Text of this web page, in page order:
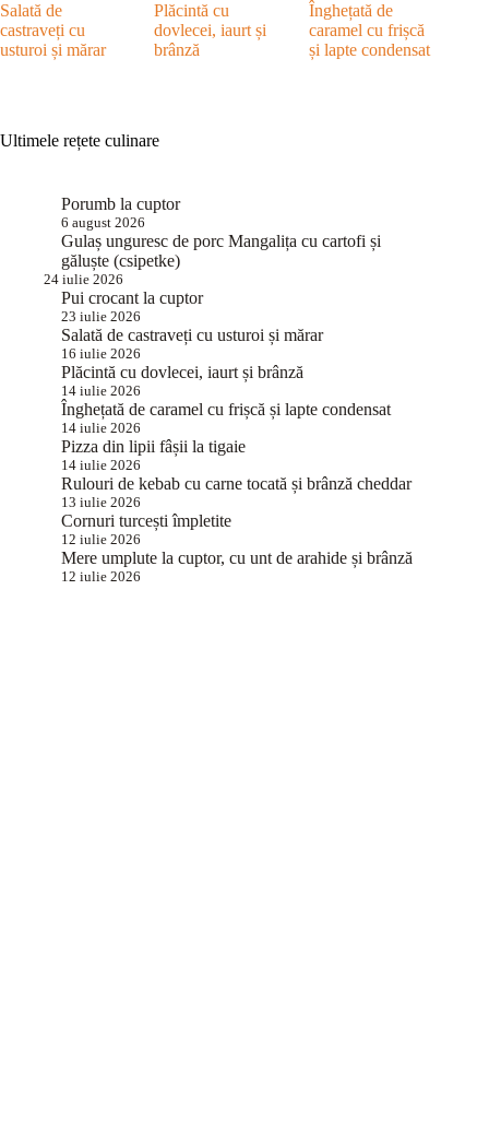
Salată de
castraveți cu
usturoi și mărar
Plăcintă cu
dovlecei, iaurt și
brânză
Înghețată de
caramel cu frișcă
și lapte condensat
Ultimele rețete culinare
Porumb la cuptor
6 august 2026
Gulaș unguresc de porc Mangalița cu cartofi și
găluște (csipetke)
24 iulie 2026
Pui crocant la cuptor
23 iulie 2026
Salată de castraveți cu usturoi și mărar
16 iulie 2026
Plăcintă cu dovlecei, iaurt și brânză
14 iulie 2026
Înghețată de caramel cu frișcă și lapte condensat
14 iulie 2026
Pizza din lipii fâșii la tigaie
14 iulie 2026
Rulouri de kebab cu carne tocată și brânză cheddar
13 iulie 2026
Cornuri turcești împletite
12 iulie 2026
Mere umplute la cuptor, cu unt de arahide și brânză
12 iulie 2026